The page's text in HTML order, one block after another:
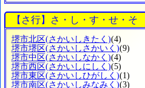
【さ行】さ・し・す・せ・そ
堺市北区(さかいしきたく)(4)
堺市堺区(さかいしさかいく)(9)
堺市中区(さかいしなかく)(4)
堺市西区(さかいしにしく)(5)
堺市東区(さかいしひがしく)(1)
堺市南区(さかいしみなみく)(3)